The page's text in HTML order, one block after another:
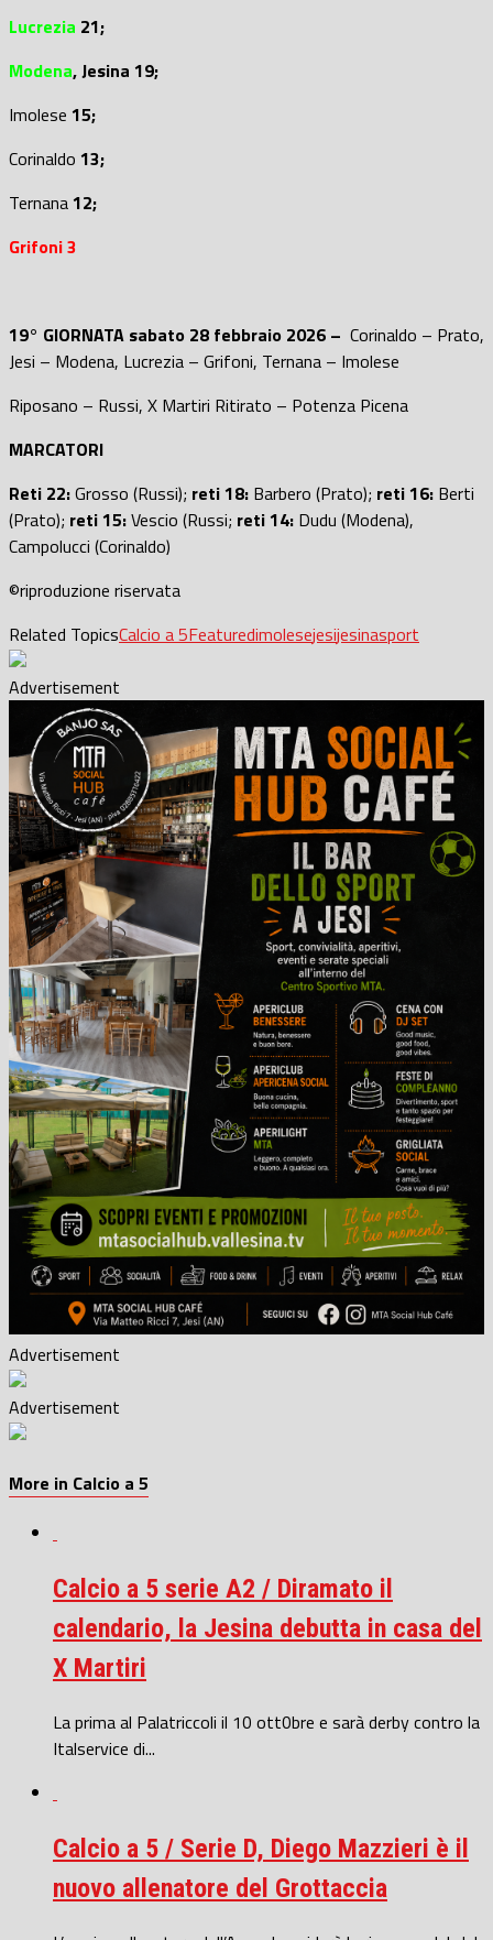
Lucrezia 21;
Modena, Jesina 19;
Imolese 15;
Corinaldo 13;
Ternana12;
Grifoni 3
19° GIORNATA sabato 28 febbraio 2026 – Corinaldo – Prato,
Jesi – Modena, Lucrezia – Grifoni, Ternana – Imolese
Riposano – Russi, X Martiri Ritirato – Potenza Picena
MARCATORI
Reti 22:Grosso (Russi); reti 18: Barbero (Prato); reti 16: Berti
(Prato); reti 15:Vescio (Russi; reti 14: Dudu (Modena),
Campolucci (Corinaldo)
©riproduzione riservata
Related TopicsCalcio a 5Featuredimolesejesijesinasport
Advertisement
Advertisement
Advertisement
More in Calcio a 5
Calcio a 5 serie A2 / Diramato il
calendario, la Jesina debutta in casa del
X Martiri
La prima al Palatriccoli il 10 ott0bre e sarà derby contro la
Italservice di...
Calcio a 5 / Serie D, Diego Mazzieri è il
nuovo allenatore del Grottaccia